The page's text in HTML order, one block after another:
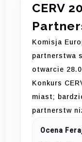
CERV
Komisja
partnerstwa
otwarcie
Konkurs
miast;
partnerstw
Ocena